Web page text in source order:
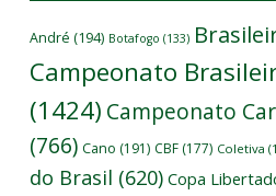
André (194) Botafogo (133)
Campeonato
(1424) Campeonato
(766) Cano (191) CBF (177) Coletiva
do Brasil (620) Copa